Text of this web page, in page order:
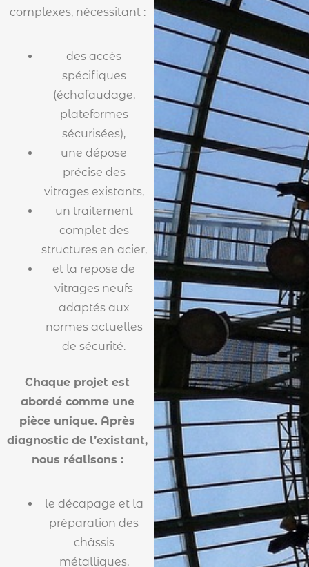
complexes, nécessitant :
des accès
spécifiques
(échafaudage,
plateformes
sécurisées),
une dépose
précise des
vitrages existants,
un traitement
complet des
structures en acier,
et la repose de
vitrages neufs
adaptés aux
normes actuelles
de sécurité.
Chaque projet est
abordé comme une
pièce unique. Après
diagnostic de l’existant,
nous réalisons :
le décapage et la
préparation des
châssis
métalliques,